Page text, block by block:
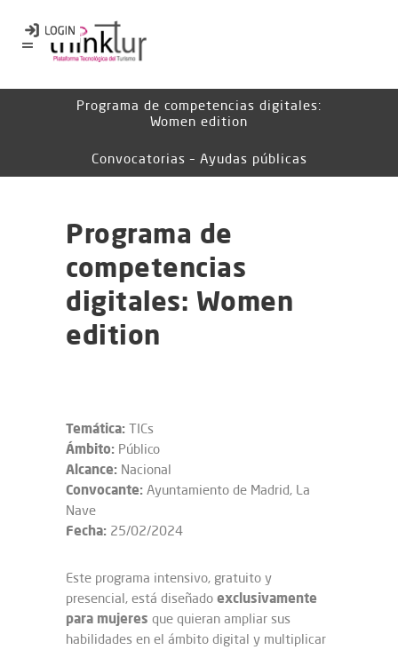
Programa de competencias digitales:
Women edition
Convocatorias – Ayudas públicas
Programa de
competencias
digitales: Women
edition
Temática: TICs
Ámbito: Público
Alcance: Nacional
Convocante: Ayuntamiento de Madrid, La
Nave
Fecha: 25/02/2024
Este programa intensivo, gratuito y
presencial, está diseñado exclusivamente
para mujeres que quieran ampliar sus
habilidades en el ámbito digital y multiplicar